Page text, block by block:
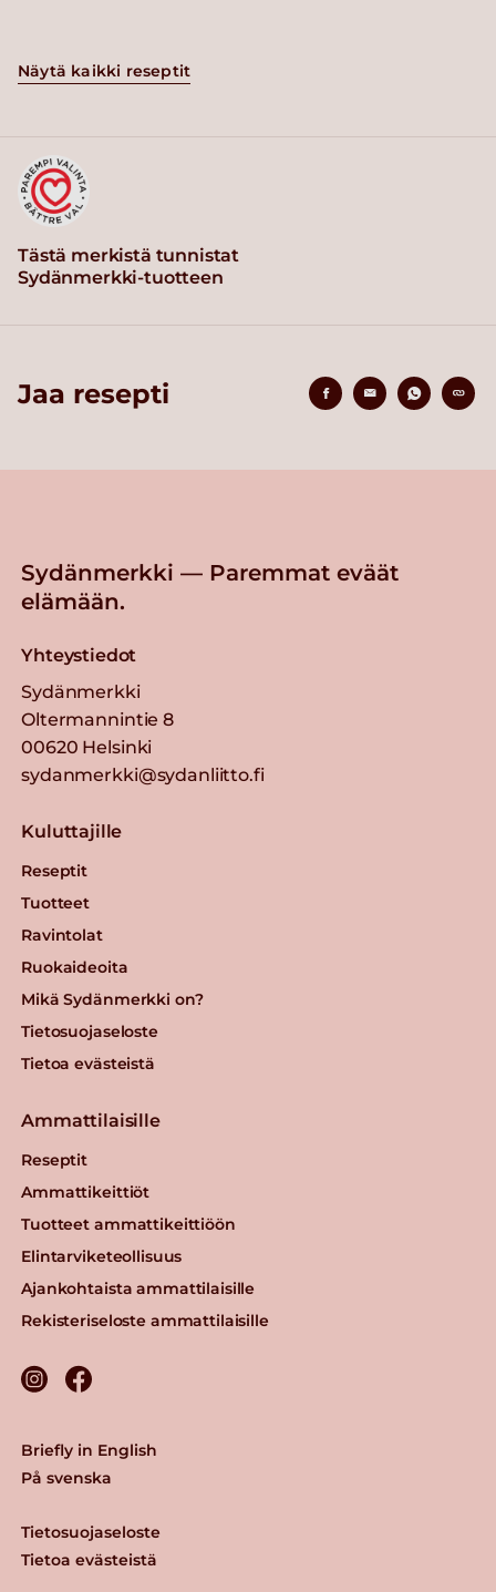
Näytä kaikki reseptit
Tästä merkistä tunnistat
Sydänmerkki-tuotteen
Jaa resepti
Sydänmerkki — Paremmat eväät
elämään.
Yhteystiedot
Sydänmerkki
Oltermannintie 8
00620 Helsinki
sydanmerkki@sydanliitto.fi
Kuluttajille
Reseptit
Tuotteet
Ravintolat
Ruokaideoita
Mikä Sydänmerkki on?
Tietosuojaseloste
Tietoa evästeistä
Ammattilaisille
Reseptit
Ammattikeittiöt
Tuotteet ammattikeittiöön
Elintarviketeollisuus
Ajankohtaista ammattilaisille
Rekisteriseloste ammattilaisille
Tietosuojaseloste
Tietoa evästeistä
Briefly in English
På svenska